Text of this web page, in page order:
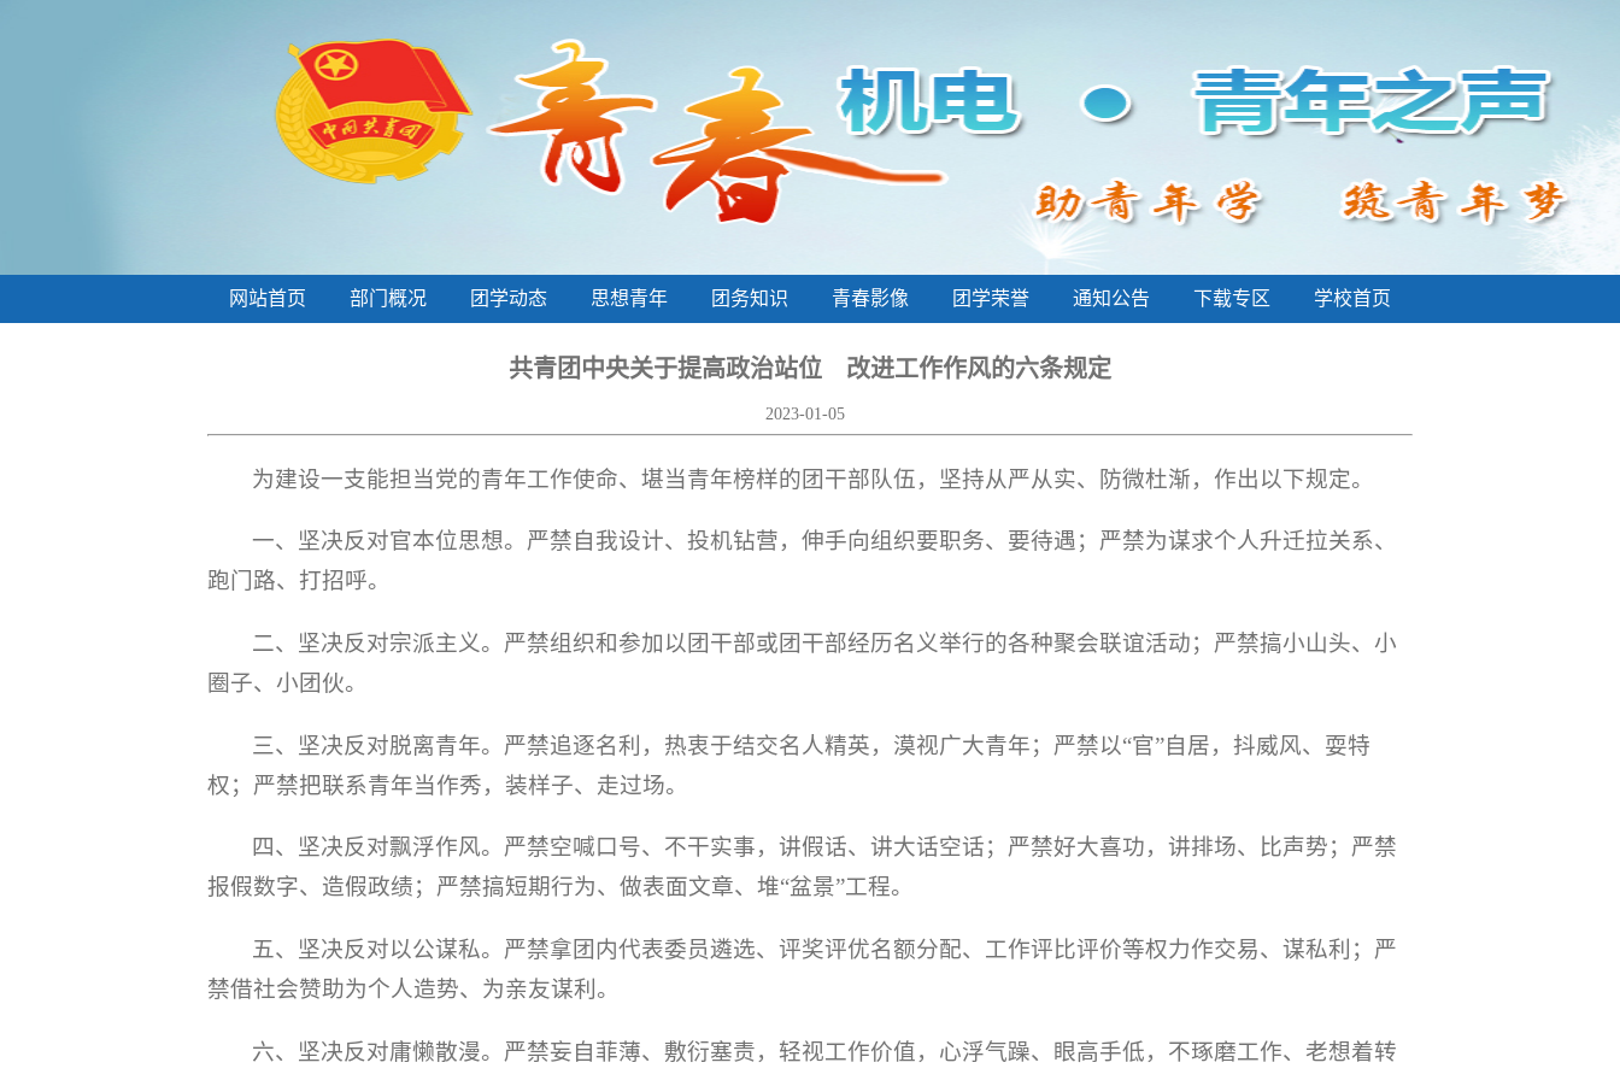
网站首页 部门概况 团学动态 思想青年 团务知识 青春影像 团学荣誉 通知公告 下载专区 学校首页
共青团中央关于提高政治站位 改进工作作风的六条规定
2023-01-05
为建设一支能担当党的青年工作使命、堪当青年榜样的团干部队伍，坚持从严从实、防微杜渐，作出以下规定。
一、坚决反对官本位思想。严禁自我设计、投机钻营，伸手向组织要职务、要待遇；严禁为谋求个人升迁拉关系、
跑门路、打招呼。
二、坚决反对宗派主义。严禁组织和参加以团干部或团干部经历名义举行的各种聚会联谊活动；严禁搞小山头、小
圈子、小团伙。
三、坚决反对脱离青年。严禁追逐名利，热衷于结交名人精英，漠视广大青年；严禁以“官”自居，抖威风、耍特
权；严禁把联系青年当作秀，装样子、走过场。
四、坚决反对飘浮作风。严禁空喊口号、不干实事，讲假话、讲大话空话；严禁好大喜功，讲排场、比声势；严禁
报假数字、造假政绩；严禁搞短期行为、做表面文章、堆“盆景”工程。
五、坚决反对以公谋私。严禁拿团内代表委员遴选、评奖评优名额分配、工作评比评价等权力作交易、谋私利；严
禁借社会赞助为个人造势、为亲友谋利。
六、坚决反对庸懒散漫。严禁妄自菲薄、敷衍塞责，轻视工作价值，心浮气躁、眼高手低，不琢磨工作、老想着转